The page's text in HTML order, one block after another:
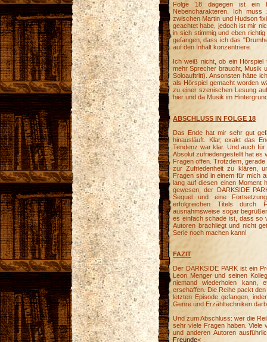
Folge 18 dagegen ist ein
Nebencharakteren. Ich
zwischen Martin und Hudson
geachtet habe, jedoch ist mir
in sich stimmig und eben
gefangen, dass ich das
auf den Inhalt konzentriere.
Ich weiß nicht, ob ein
mehr Sprecher braucht, Musik
Soloauftritt). Ansonsten hätte
als Hörspiel gemacht worden
zu einer szenischen Lesung
hier und da Musik im
ABSCHLUSS IN FOLGE 18
Das Ende hat mir sehr gut
hinausläuft. Klar, exakt das
Tendenz war klar. Und auch
Absolut zufriedengestellt hat es
Fragen offen. Trotzdem,
zur Zufriedenheit zu klären,
Fragen sind in einem für mich
lang auf diesen einen Moment
gewesen, der DARKSIDE
Sequel und eine
erfolgreichen Titels durch
ausnahmsweise sogar
es einfach schade ist, dass so
Autoren brachliegt und nicht
Serie noch machen kann!
FAZIT
Der DARKSIDE PARK ist ein
Leon Menger und seinen
niemand wiederholen kann,
erschaffen. Die Reihe packt
letzten Episode gefangen,
Genre und Erzähltechniken
Und zum Abschluss: wer die
sehr viele Fragen haben. Viele
und anderen Autoren
Freunde<